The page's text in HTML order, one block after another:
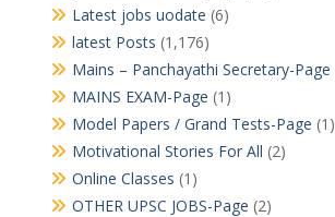
Latest jobs uodate (6)
latest Posts (1,176)
Mains – Panchayathi Secretary-Page
MAINS EXAM-Page (1)
Model Papers / Grand Tests-Page (1)
Motivational Stories For All (2)
Online Classes (1)
OTHER UPSC JOBS-Page (2)